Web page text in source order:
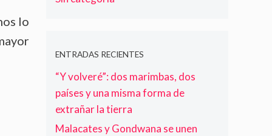
lo
ENTRADAS RECIENTES
“Y volveré”: dos marimbas, dos
países y una misma forma de
extrañar la tierra
Malacates y Gondwana se unen